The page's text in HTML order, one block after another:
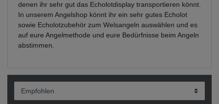
denen ihr sehr gut das Echolotdisplay transportieren könnt.
In unserem Angelshop könnt ihr ein sehr gutes Echolot
sowie Echolotzubehör zum Welsangeln auswählen und es
auf eure Angelmethode und eure Bedürfnisse beim Angeln
abstimmen.